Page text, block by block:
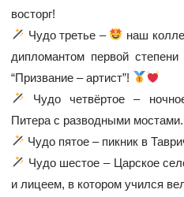
восторг!
Чудо третье –
наш
дипломантом первой
“Призвание – артист”!
Чудо четвёртое –
Питера с разводными мостами.
Чудо пятое – пикник в
Чудо шестое – Царское
и лицеем, в котором учился